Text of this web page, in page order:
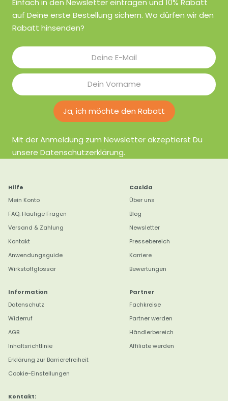
Einfach in den Newsletter eintragen und 10% Rabatt
auf Deine erste Bestellung sichern. Wo dürfen wir den
Rabatt hinsenden?
Ja, ich möchte den Rabatt
Mit der Anmeldung zum Newsletter akzeptierst Du
unsere Datenschutzerklärung.
Hilfe
Mein Konto
FAQ: Häufige Fragen
Versand & Zahlung
Kontakt
Anwendungsguide
Wirkstoffglossar
Casida
Über uns
Blog
Newsletter
Pressebereich
Karriere
Bewertungen
Information
Datenschutz
Widerruf
AGB
Inhaltsrichtlinie
Erklärung zur Barrierefreiheit
Cookie-Einstellungen
Partner
Fachkreise
Partner werden
Händlerbereich
Affiliate werden
Kontakt:
Bewertungen